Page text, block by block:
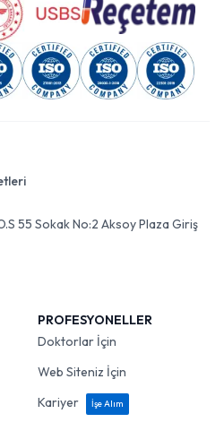
55 Sokak No:2 Aksoy Plaza Giriş
PROFESYONELLER
Doktorlar İçin
Web Siteniz İçin
Kariyer
İşe Alım